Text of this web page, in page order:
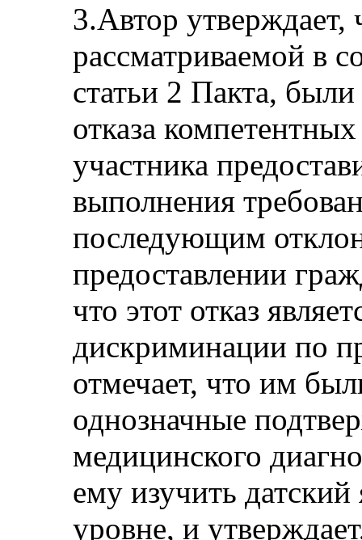
3.Автор утверждает,
рассматриваемой в
статьи 2 Пакта,
отказа
участника
выполнения
последующим
предоставлении
что этот отказ
дискриминации по
отмечает, что им
однозначные
медицинского
ему изучить
уровне, и